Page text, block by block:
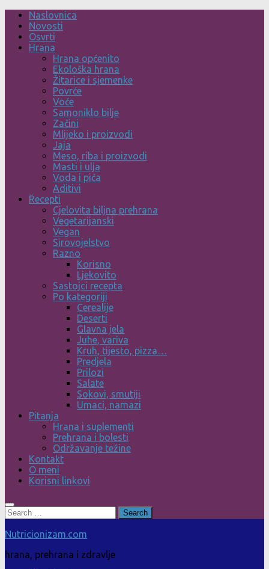
Skip
content
Naslovnica
Novosti
Osvrti
Hrana
Hrana općenito
Ekološka hrana
Žitarice i sjemenke
Povrće
Voće
Samoniklo bilje
Začini
Mlijeko i proizvodi
Jaja
Meso, riba i proizvodi
Masti i ulja
Voda i pića
Aditivi
Recepti
Cjelovita biljna prehrana
Vegetarijanski
Vegan
Sirovojelstvo
Razno
Korisno
Ljekovito
Sastojci recepta
Po kategoriji
Cerealije
Deserti
Glavna jela
Juhe, variva
Kruh, tijesto, pizza…
Predjela
Prilozi
Salate
Sokovi, smutiji
Umaci, namazi
Pitanja
Hrana i suplementi
Prehrana i bolesti
Održavanje težine
Kontakt
O meni
Korisni linkovi
Search
for:
Nutricionizam.com
hrana, prehrana i zdravlje